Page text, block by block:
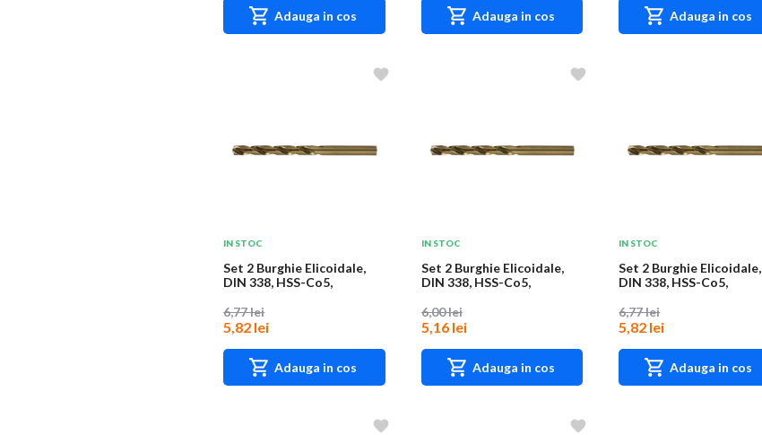
Adauga in cos Adauga in cos Adauga in cos
IN STOC
Set 2 Burghie Elicoidale,
DIN 338, HSS-Co5,
6,77 lei
5,82 lei
Adauga in cos
IN STOC
Set 2 Burghie Elicoidale,
DIN 338, HSS-Co5,
6,00 lei
5,16 lei
Adauga in cos
IN STOC
Set 2 Burghie Elicoidale,
DIN 338, HSS-Co5,
6,77 lei
5,82 lei
Adauga in cos